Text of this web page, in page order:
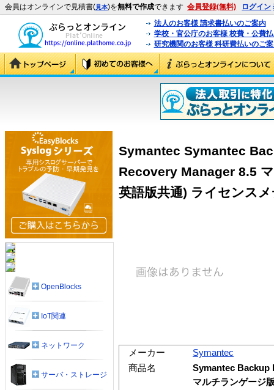
会員はオンラインで見積書(見本)を無料で作成できます 会員登録(無料) ログイン
法人のお客様 請求書払いのご案内
学校・官公庁のお客様 校費・公費
研究機関のお客様 科研費払いのご
Symantec Symantec
Recovery Manager 8.5
英語版共通) ライセンス
メーカー
Symantec
商品名
Symantec Backup
マルチランゲージ
OpenBlocks
IoT関連
ネットワーク
サーバ・ストレージ